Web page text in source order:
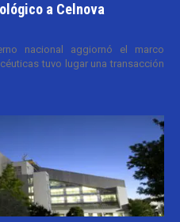
a Celnova
nacional aggiornó el marco
tuvo lugar una transacción